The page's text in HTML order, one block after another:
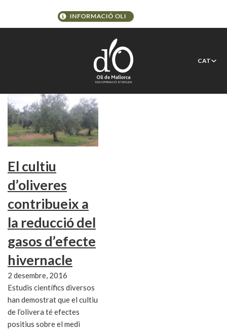
CAT
biodiversidad
El cultiu
d’oliveres
contribueix a
la reducció del
gasos d’efecte
hivernacle
2 desembre, 2016
Estudis científics diversos
han demostrat que el cultiu
de l’olivera té efectes
positius sobre el medi